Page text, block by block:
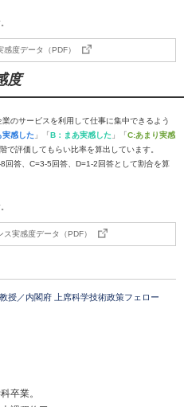
度データ（PDF）
度
のサービスを利用して仕事に集中できるよう
実感した 」「B：まあ実感した 」「C:あまり実感
で評価してもらい比率を算出しています。
答、C=3-5回答、D=1-2回答として割合を算
実感度データ（PDF）
授／内閣府 上席科学技術政策フェロー
卒業。